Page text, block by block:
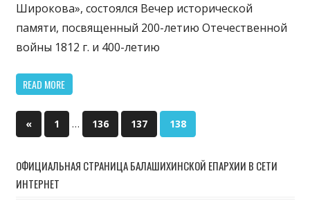
Широкова», состоялся Вечер исторической
памяти, посвященный 200-летию Отечественной
войны 1812 г. и 400-летию
READ MORE
Навигация
по
записям
«Previous
Posts
1 … 136 137 138
ОФИЦИАЛЬНАЯ СТРАНИЦА БАЛАШИХИНСКОЙ ЕПАРХИИ В СЕТИ
ИНТЕРНЕТ